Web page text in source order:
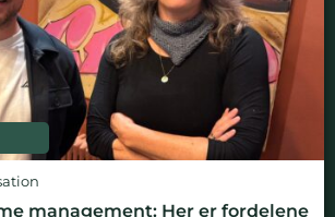
management: Her er fordelene